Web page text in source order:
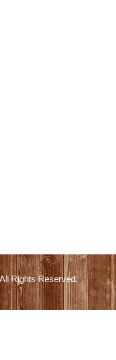
Rights Reserved.